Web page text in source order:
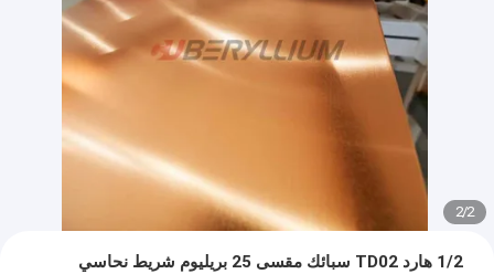
2
/
2
1/2 هارد TD02 سبائك مقسى 25 بريليوم شريط نحاسي